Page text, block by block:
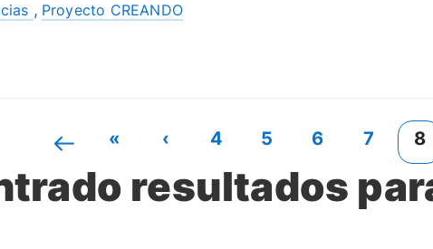
Proyecto CREANDO
« ‹ 4 5 6 7 8
resultados